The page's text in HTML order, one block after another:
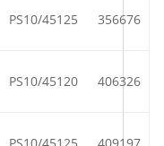
PS10/45125 356676
PS10/45120 406326